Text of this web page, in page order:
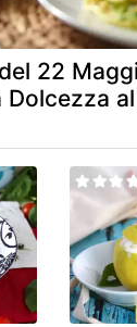
22
Dolcezza